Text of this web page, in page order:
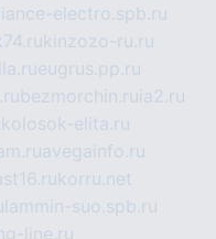
electro.spb.ru
kinzozo-ru.ru
eugrus.pp.ru
bezmorchin.ru ia2.ru
kolosok-elita.ru
avegainfo.ru
korru.net
lammin-suo.spb.ru
line.ru